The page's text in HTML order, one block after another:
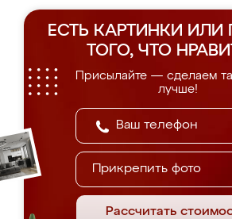
ЕСТЬ КАРТИНКИ ИЛИ
ТОГО, ЧТО
Присылайте — сделаем
лучше!
Прикрепить фото
Рассчитать